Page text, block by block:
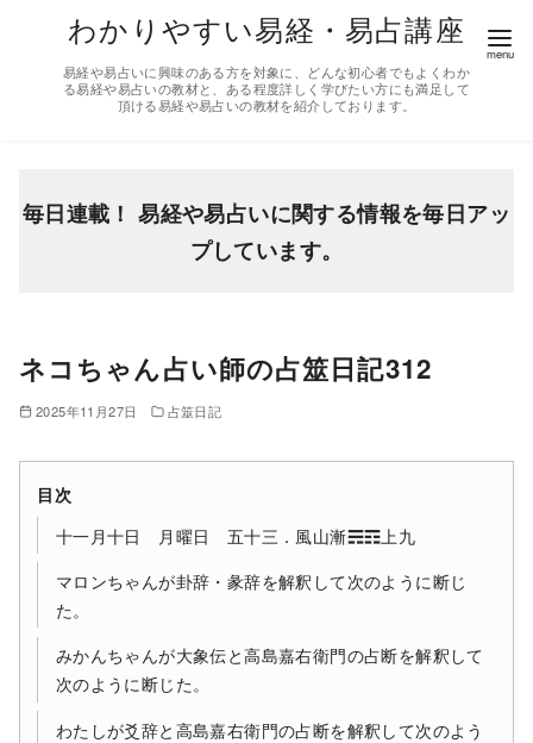
わかりやすい易経・易占講座
易経や易占いに興味のある方を対象に、どんな初心者でもよくわか
る易経や易占いの教材と、ある程度詳しく学びたい方にも満足して
頂ける易経や易占いの教材を紹介しております。
毎日連載！ 易経や易占いに関する情報を毎日アッ
プしています。
ネコちゃん占い師の占筮日記312
2025年11月27日 占筮日記
目次
十一月十日 月曜日 五十三．風山漸☴☶上九
マロンちゃんが卦辞・彖辞を解釈して次のように断じ
た。
みかんちゃんが大象伝と高島嘉右衛門の占断を解釈して
次のように断じた。
わたしが爻辞と高島嘉右衛門の占断を解釈して次のよう